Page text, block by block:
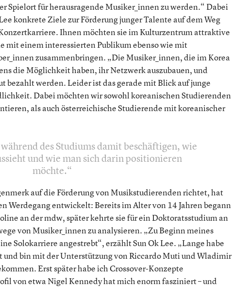
Spielort für herausragende Musiker_innen zu werden.“ Dabei
konkrete Ziele zur Förderung junger Talente auf dem Weg
Ihnen möchten sie im Kulturzentrum attraktive
mit einem interessierten Publikum ebenso wie mit
zusammenbringen. „Die Musiker_innen, die im Korea
die Möglichkeit haben, ihr Netzwerk auszubauen, und
bezahlt werden. Leider ist das gerade mit Blick auf junge
Dabei möchten wir sowohl koreanischen Studierenden
als auch österreichische Studierende mit koreanischer
des Studiums damit beschäftigen, wie
und wie man sich darin positionieren
möchte.
auf die Förderung von Musikstudierenden richtet, hat
Werdegang entwickelt: Bereits im Alter von 14 Jahren begann
an der mdw, später kehrte sie für ein Doktoratsstudium an
von Musiker_innen zu analysieren. „Zu Beginn meines
Solokarriere angestrebt“, erzählt Sun Ok Lee. „Lange habe
und bin mit der Unterstützung von Riccardo Muti und Wladimir
Erst später habe ich Crossover-Konzepte
von etwa Nigel Kennedy hat mich enorm fasziniert – und